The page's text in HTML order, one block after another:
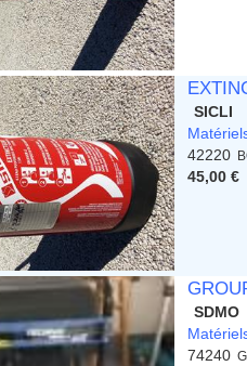
SICLI
42220
45,00 €
SDMO
74240